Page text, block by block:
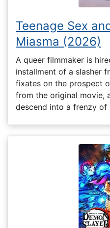
Teenage Sex
Miasma (2026)
A queer filmmaker is
installment of a slasher
fixates on the prospect
from the original movie,
descend into a frenzy of